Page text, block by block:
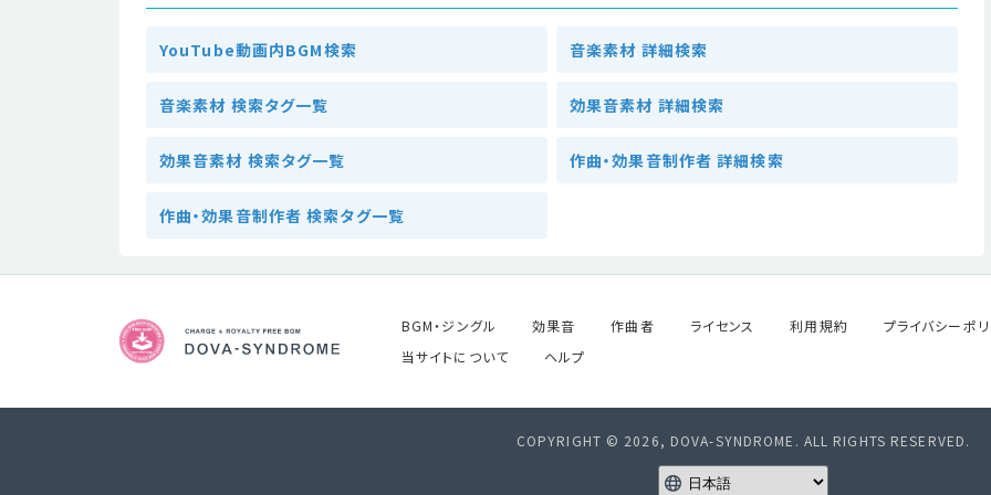
YouTube動画内BGM検索 音楽素材 詳細検索
音楽素材 検索タグ一覧 効果音素材 詳細検索
効果音素材 検索タグ一覧 作曲・効果音制作者 詳細検索
作曲・効果音制作者 検索タグ一覧
BGM・ジングル 効果音 作曲者 ライセンス 利用規約 プライバシーポ
当サイトについて
ヘルプ
COPYRIGHT © 2026, DOVA-SYNDROME. ALL RIGHTS RESERVED.